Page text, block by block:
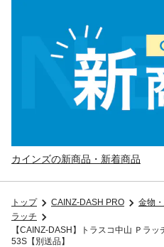
カインズの新商品・新着商品
トップ CAINZ-DASH PRO 金物
ラッチ
【CAINZ-DASH】トラスコ中山 Ｐラ
53S【別送品】